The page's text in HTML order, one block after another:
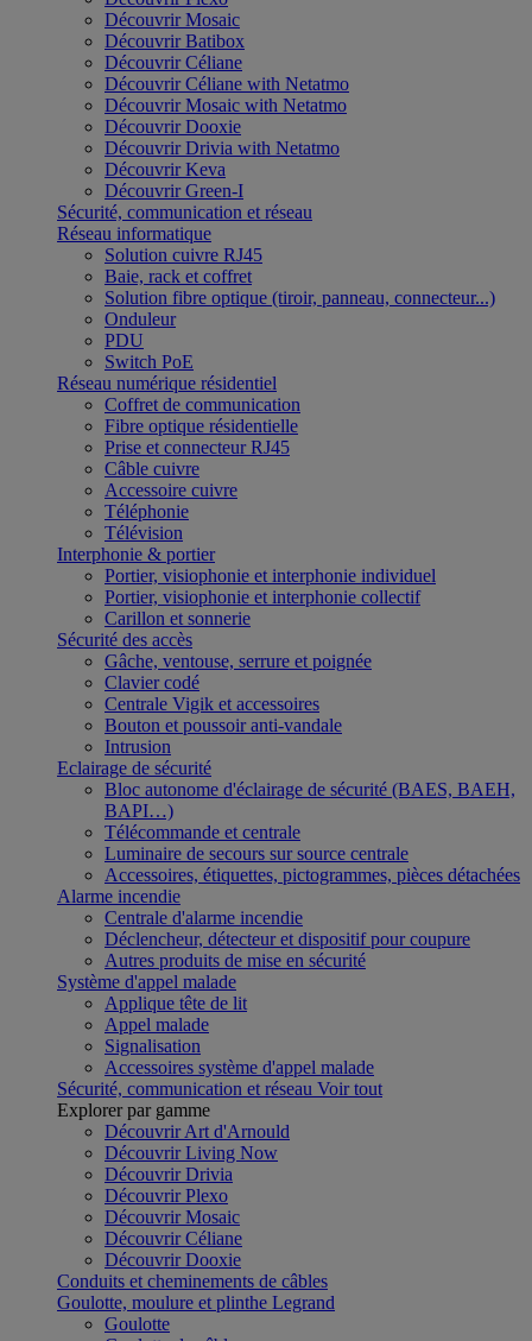
Découvrir Mosaic
Découvrir Batibox
Découvrir Céliane
Découvrir Céliane with Netatmo
Découvrir Mosaic with Netatmo
Découvrir Dooxie
Découvrir Drivia with Netatmo
Découvrir Keva
Découvrir Green-I
Sécurité, communication et réseau
Réseau informatique
Solution cuivre RJ45
Baie, rack et coffret
Solution fibre optique (tiroir, panneau, connecteur...)
Onduleur
PDU
Switch PoE
Réseau numérique résidentiel
Coffret de communication
Fibre optique résidentielle
Prise et connecteur RJ45
Câble cuivre
Accessoire cuivre
Téléphonie
Télévision
Interphonie & portier
Portier, visiophonie et interphonie individuel
Portier, visiophonie et interphonie collectif
Carillon et sonnerie
Sécurité des accès
Gâche, ventouse, serrure et poignée
Clavier codé
Centrale Vigik et accessoires
Bouton et poussoir anti-vandale
Intrusion
Eclairage de sécurité
Bloc autonome d'éclairage de sécurité (BAES, BAEH,
BAPI…)
Télécommande et centrale
Luminaire de secours sur source centrale
Accessoires, étiquettes, pictogrammes, pièces détachées
Alarme incendie
Centrale d'alarme incendie
Déclencheur, détecteur et dispositif pour coupure
Autres produits de mise en sécurité
Système d'appel malade
Applique tête de lit
Appel malade
Signalisation
Accessoires système d'appel malade
Sécurité, communication et réseau Voir tout
Explorer par gamme
Découvrir Art d'Arnould
Découvrir Living Now
Découvrir Drivia
Découvrir Plexo
Découvrir Mosaic
Découvrir Céliane
Découvrir Dooxie
Conduits et cheminements de câbles
Goulotte, moulure et plinthe Legrand
Goulotte